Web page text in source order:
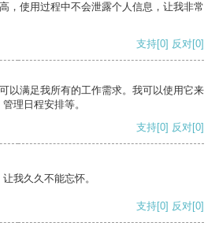
，使用过程中不会泄露个人信息，让我非常
支持[0] 反对[0]
以满足我所有的工作需求。我可以使用它来
理日程安排等。
支持[0] 反对[0]
我久久不能忘怀。
支持[0] 反对[0]